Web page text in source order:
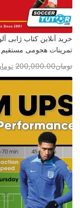
تمرینات هجومی
تومان200,000.00